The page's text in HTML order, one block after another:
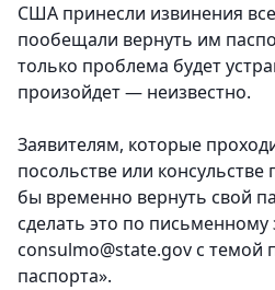
США принесли извинения
пообещали вернуть им
только проблема будет
произойдет — неизвестно.
Заявителям, которые
посольстве или
бы временно вернуть свой
сделать это по письменному
consulmo@state.gov с темой
паспорта».